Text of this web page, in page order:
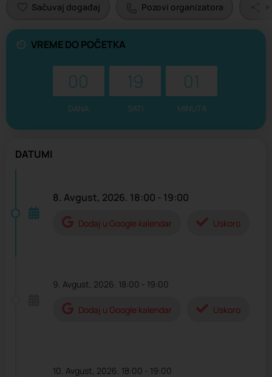
Sačuvaj događaj Pozovi organizatora
VREME DO POČETKA
00
DANA
19
SATI
01
MINUTA
DATUMI
8. Avgust, 2026. 18:00 - 19:00
Dodaj u Google kalendar Uskoro
9. Avgust, 2026. 18:00 - 19:00
Dodaj u Google kalendar Uskoro
10. Avgust, 2026. 18:00 - 19:00